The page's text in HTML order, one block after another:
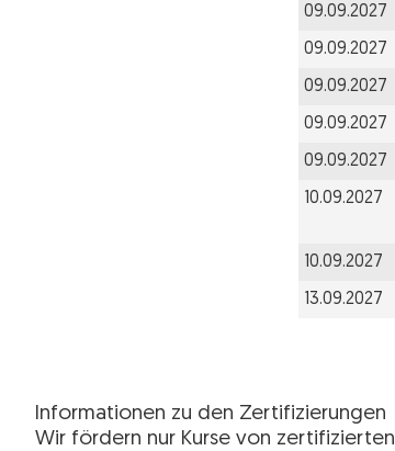
09.09.2027
09.09.2027
09.09.2027
09.09.2027
09.09.2027
10.09.2027
10.09.2027
13.09.2027
Informationen zu den Zertifizierungen
Wir fördern nur Kurse von zertifizierten